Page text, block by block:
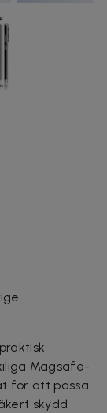
Magsafe-
för att passa
skydd